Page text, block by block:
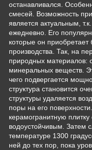
останавливался.
смесей. Возможность
является актуальным,
ежедневно. Его
которые он
производства. Так, на
природных материалов:
минеральных веществ.
чего подвергается
структура становится
структуры удаляется
поры на его
керамогранитную
водоустойчивым. Затем
температуре 1300
ней до тех пор, пока